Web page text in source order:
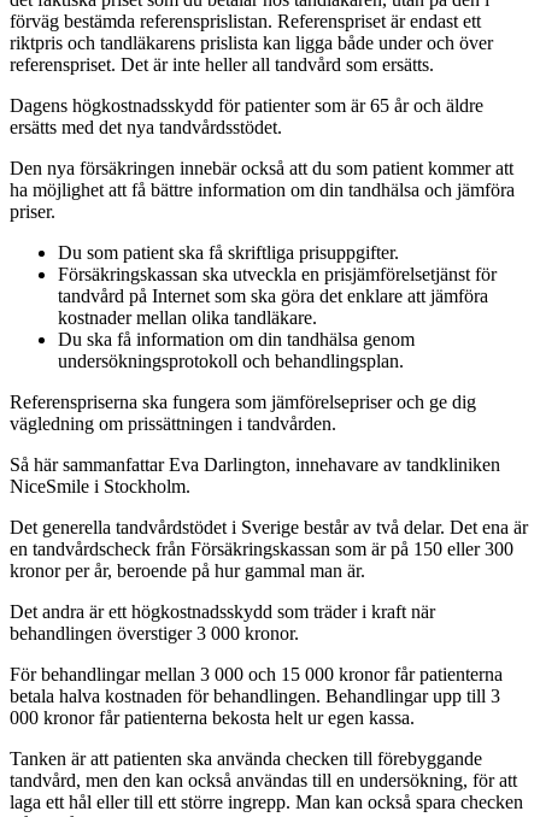
förväg bestämda referensprislistan. Referenspriset är endast ett
riktpris och tandläkarens prislista kan ligga både under och över
referenspriset. Det är inte heller all tandvård som ersätts.
Dagens högkostnadsskydd för patienter som är 65 år och äldre
ersätts med det nya tandvårdsstödet.
Den nya försäkringen innebär också att du som patient kommer att
ha möjlighet att få bättre information om din tandhälsa och jämföra
priser.
Du som patient ska få skriftliga prisuppgifter.
Försäkringskassan ska utveckla en prisjämförelsetjänst för
tandvård på Internet som ska göra det enklare att jämföra
kostnader mellan olika tandläkare.
Du ska få information om din tandhälsa genom
undersökningsprotokoll och behandlingsplan.
Referenspriserna ska fungera som jämförelsepriser och ge dig
vägledning om prissättningen i tandvården.
Så här sammanfattar Eva Darlington, innehavare av tandkliniken
NiceSmile i Stockholm.
Det generella tandvårdstödet i Sverige består av två delar. Det ena är
en tandvårdscheck från Försäkringskassan som är på 150 eller 300
kronor per år, beroende på hur gammal man är.
Det andra är ett högkostnadsskydd som träder i kraft när
behandlingen överstiger 3 000 kronor.
För behandlingar mellan 3 000 och 15 000 kronor får patienterna
betala halva kostnaden för behandlingen. Behandlingar upp till 3
000 kronor får patienterna bekosta helt ur egen kassa.
Tanken är att patienten ska använda checken till förebyggande
tandvård, men den kan också användas till en undersökning, för att
laga ett hål eller till ett större ingrepp. Man kan också spara checken